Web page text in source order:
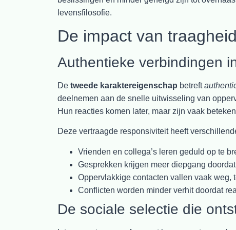
levensfilosofie.
De impact van
Authentieke verbindingen
De tweede karaktereigenschap betreft
deelnemen aan de snelle uitwisseling van
Hun reacties komen later, maar zijn vaak
Deze vertraagde responsiviteit heeft
Vrienden en collega’s leren geduld op te
Gesprekken krijgen meer diepgang
Oppervlakkige contacten vallen vaak weg,
Conflicten worden minder verhit doordat
De sociale selectie die